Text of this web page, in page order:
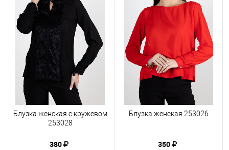
Блузка женская с кружевом
253028
380
Блузка женская 253026
350